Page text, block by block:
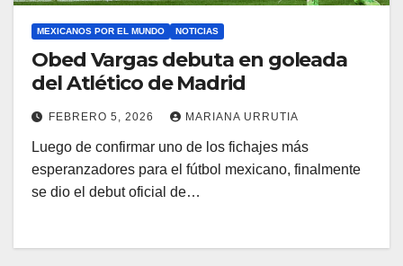
MEXICANOS POR EL MUNDO NOTICIAS
Obed Vargas debuta en goleada
del Atlético de Madrid
FEBRERO 5, 2026 MARIANA URRUTIA
Luego de confirmar uno de los fichajes más
esperanzadores para el fútbol mexicano, finalmente
se dio el debut oficial de…